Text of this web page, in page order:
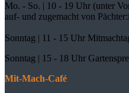
Mo. - So. | 10 - 19 Uhr (unter
auf- und zugemacht von
Sonntag | 11 - 15 Uhr
Sonntag | 15 - 18 Uhr
Mit-Mach-Café